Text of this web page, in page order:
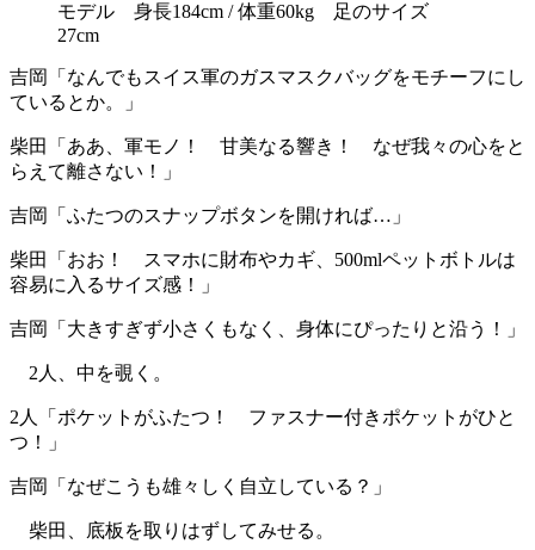
モデル 身長184cm / 体重60kg 足のサイズ
27cm
吉岡「なんでもスイス軍のガスマスクバッグをモチーフにし
ているとか。」
柴田「ああ、軍モノ！ 甘美なる響き！ なぜ我々の心をと
らえて離さない！」
吉岡「ふたつのスナップボタンを開ければ…」
柴田「おお！ スマホに財布やカギ、500mlペットボトルは
容易に入るサイズ感！」
吉岡「大きすぎず小さくもなく、身体にぴったりと沿う！」
2人、中を覗く。
2人「ポケットがふたつ！ ファスナー付きポケットがひと
つ！」
吉岡「なぜこうも雄々しく自立している？」
柴田、底板を取りはずしてみせる。